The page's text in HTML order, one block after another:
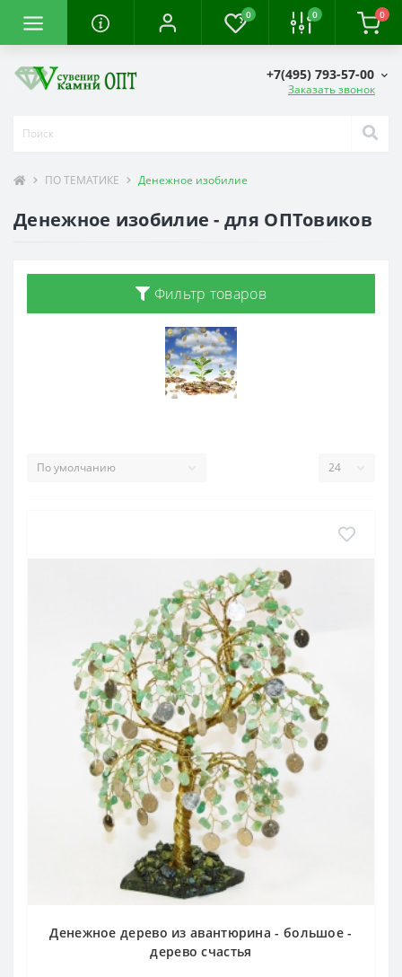
0 0 0
+7(495) 793-57-00
Заказать звонок
ПО ТЕМАТИКЕ Денежное изобилие
Денежное изобилие - для ОПТовиков
Фильтр товаров
Денежное дерево из авантюрина - большое -
дерево счастья